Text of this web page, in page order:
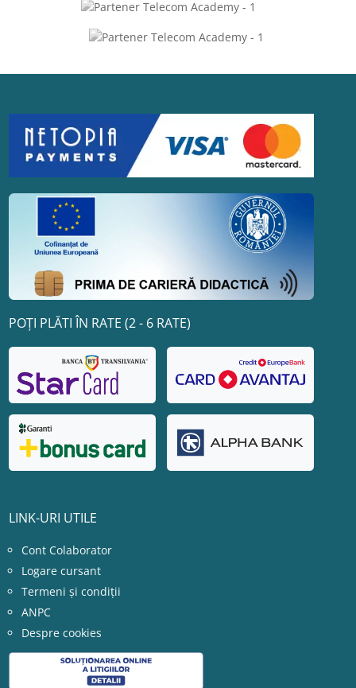
POȚI PLĂTI ÎN RATE (2 - 6 RATE)
LINK-URI UTILE
Cont Colaborator
Logare cursant
Termeni și condiții
ANPC
Despre cookies